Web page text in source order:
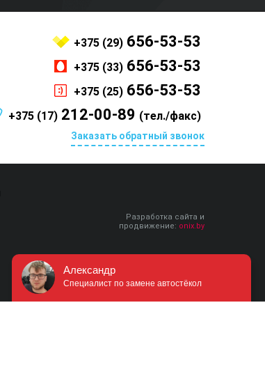
+375 (29)656-53-53
+375 (33)656-53-53
+375 (25)656-53-53
+375 (17)212-00-89 (тел./факс)
Заказать обратный звонок
Разработка сайта и
продвижение: onix.by
Александр
Специалист по замене автостёкол